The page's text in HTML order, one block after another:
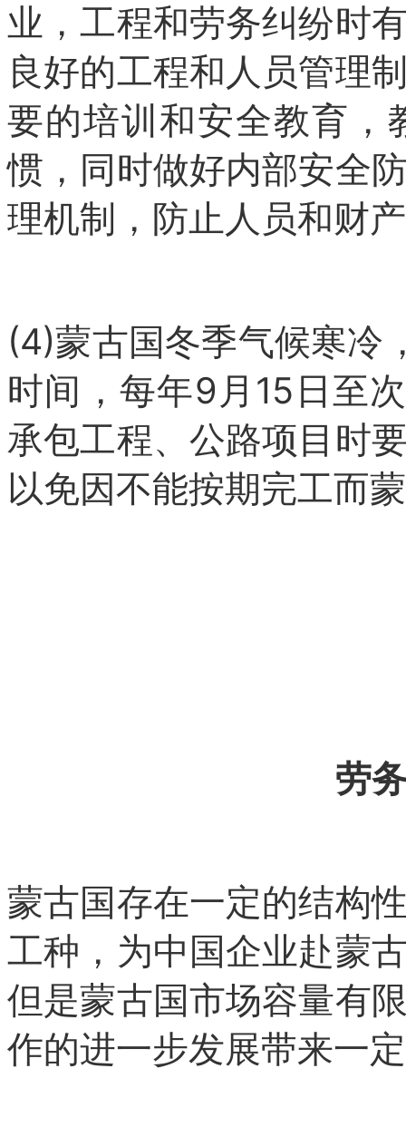
业，工程和劳务纠纷时
良好的工程和人员管理
要的培训和安全教育，
惯，同时做好内部安全
理机制，防止人员和财
(4)蒙古国冬季气候寒冷
时间，每年9月15日至
承包工程、公路项目时
以免因不能按期完工而
劳
蒙古国存在一定的结构
工种，为中国企业赴蒙
但是蒙古国市场容量有
作的进一步发展带来一